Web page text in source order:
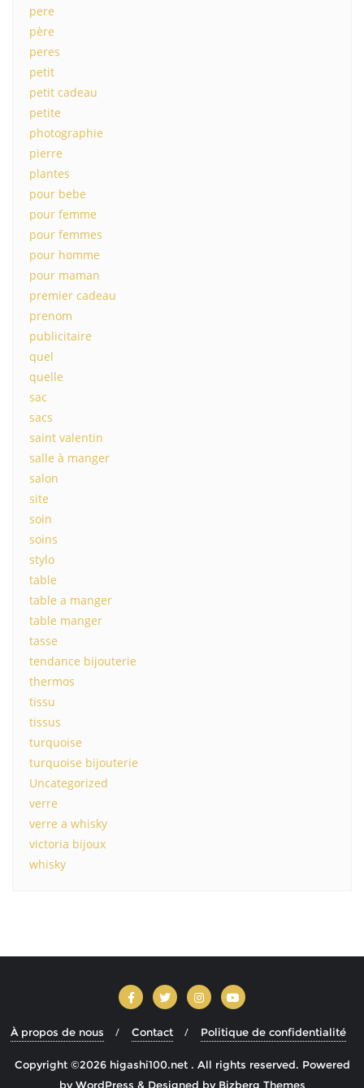
pere
père
peres
petit
petit cadeau
petite
photographie
pierre
plantes
pour bebe
pour femme
pour femmes
pour homme
pour maman
premier cadeau
prenom
publicitaire
quel
quelle
sac
sacs
saint valentin
salle à manger
salon
site
soin
soins
stylo
table
table a manger
table manger
tasse
tendance bijouterie
thermos
tissu
tissus
turquoise
turquoise bijouterie
Uncategorized
verre
verre a whisky
victoria bijoux
whisky
À propos de nous Contact Politique de confidentialité
Copyright ©2026 higashi100.net . All rights reserved. Powered
byWordPress & Designed by Bizberg Themes